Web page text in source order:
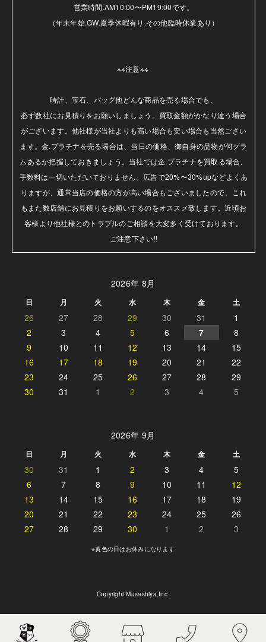
営業時間.AM10:00〜PM19:00です。
（年末年始.GW.夏季休暇有り.その他臨時休業あり）
※※注意※※
時計、宝石、バッグ他どんな商品を売る場合でも、
必ず数社にお見積りをお願いしましょう。買取金額がかなり違う場合
がございます。他社様が当社よりも高い場合も安い場合も当然ござい
ます。金.プラチナを売る場合は、当日の価格、御自身の品物が何グラ
ムあるか把握しておきましょう。当社では金.プラチナを買取る場合、
手数料は一切いただいておりません。広告で20%〜30%upなどよくあ
りますが、通常当店の価格の方が高い場合もございましたので、これ
もまた数店舗にお見積りをお願いするのをオススメ致します。近頃お
客様より他社様とのトラブルのご相談を大変多く受けております。
ご注意下さい!!
2026年 8月
日 月 火 水 木 金 土
26 27 28 29 30 31
1
2
3 4 5 6 7
8
9
10 11 12 13 14
15
16
17 18 19 20 21
22
23
24 25 26 27 28
29
30
31 1 2 3 4 5
2026年 9月
日 月 火 水 木 金 土
30 31 1 2 3 4
5
6
7 8 9 10 11
12
13
14 15 16 17 18
19
20
21 22 23 24 25
26
27
28 29 30 1 2 3
※黄色の日はお休みになります
Copyright Musashiya,Inc.